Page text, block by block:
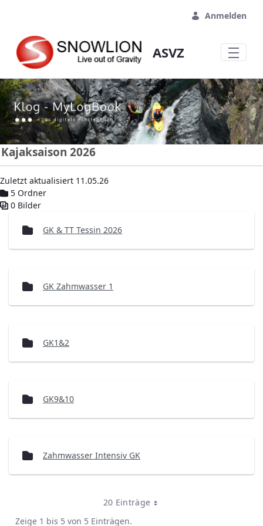
Anmelden
ASVZ
Kajaksaison 2026
Zuletzt aktualisiert 11.05.26
5 Ordner
0 Bilder
GK & TT Tessin 2026
GK Zahmwasser 1
GK1&2
GK9&10
Zahmwasser Intensiv GK
20 Einträge
Zeige 1 bis 5 von 5 Einträgen.